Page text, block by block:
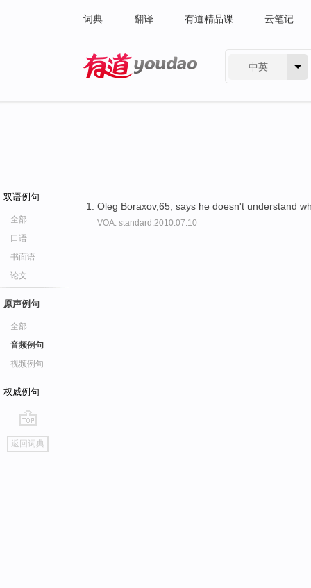
词典 翻译 有道精品课 云笔记
中英
双语例句
全部
口语
书面语
论文
原声例句
全部
音频例句
视频例句
权威例句
go
top
返回词典
Oleg Boraxov,65, says he doesn't understand
VOA: standard.2010.07.10